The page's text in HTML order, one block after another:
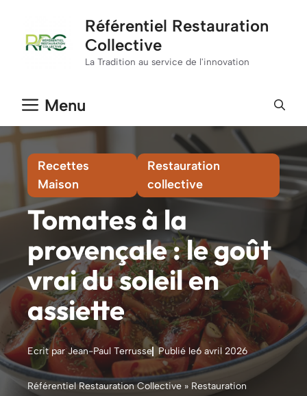
contenu
Référentiel Restauration
Collective
La Tradition au service de l'innovation
Menu
Recettes
Maison
Restauration
collective
Tomates à la
provençale : le goût
vrai du soleil en
assiette
Ecrit par Jean-Paul Terrusse Publié le6 avril 2026
Référentiel Restauration Collective » Restauration